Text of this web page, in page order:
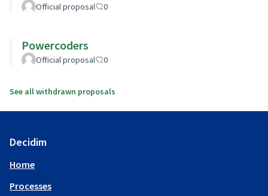
Official proposal 0
Powercoders
Official proposal 0
See all withdrawn proposals
Decidim
Home
Processes